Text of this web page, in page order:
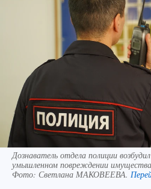
Дознаватель отдела полиции
умышленном повреждении
Фото: Светлана МАКОВЕЕВА.